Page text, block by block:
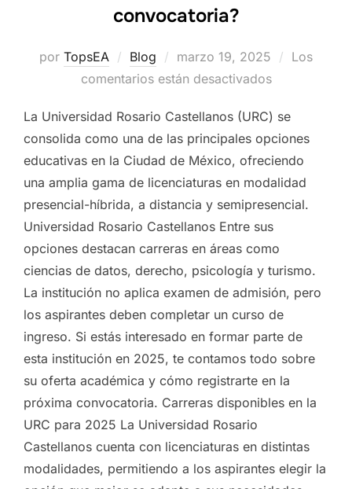
convocatoria?
por TopsEA Blog
Publicado
el
marzo 19, 2025
Los
comentarios están desactivados
La Universidad Rosario Castellanos (URC) se
consolida como una de las principales opciones
educativas en la Ciudad de México, ofreciendo
una amplia gama de licenciaturas en modalidad
presencial-híbrida, a distancia y semipresencial.
Universidad Rosario Castellanos Entre sus
opciones destacan carreras en áreas como
ciencias de datos, derecho, psicología y turismo.
La institución no aplica examen de admisión, pero
los aspirantes deben completar un curso de
ingreso. Si estás interesado en formar parte de
esta institución en 2025, te contamos todo sobre
su oferta académica y cómo registrarte en la
próxima convocatoria. Carreras disponibles en la
URC para 2025 La Universidad Rosario
Castellanos cuenta con licenciaturas en distintas
modalidades, permitiendo a los aspirantes elegir la